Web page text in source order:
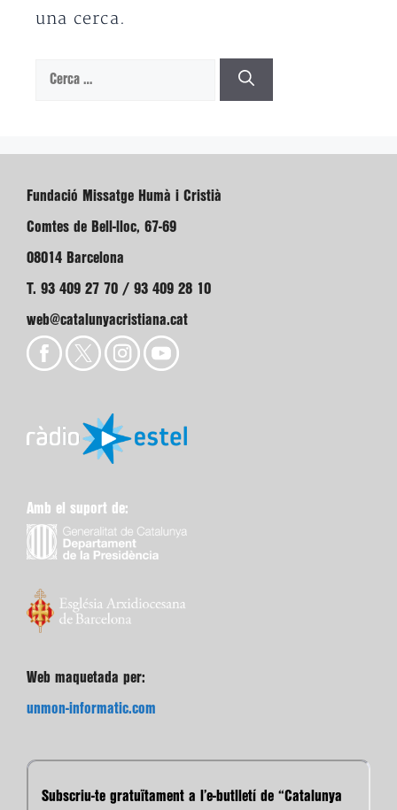
una cerca.
Cerca:
Fundació Missatge Humà i Cristià
Comtes de Bell-lloc, 67-69
08014 Barcelona
T. 93 409 27 70 / 93 409 28 10
web@catalunyacristiana.cat
Amb el suport de:
Web maquetada per:
unmon-informatic.com
Subscriu-te gratuïtament a l’e-butlletí de “Catalunya